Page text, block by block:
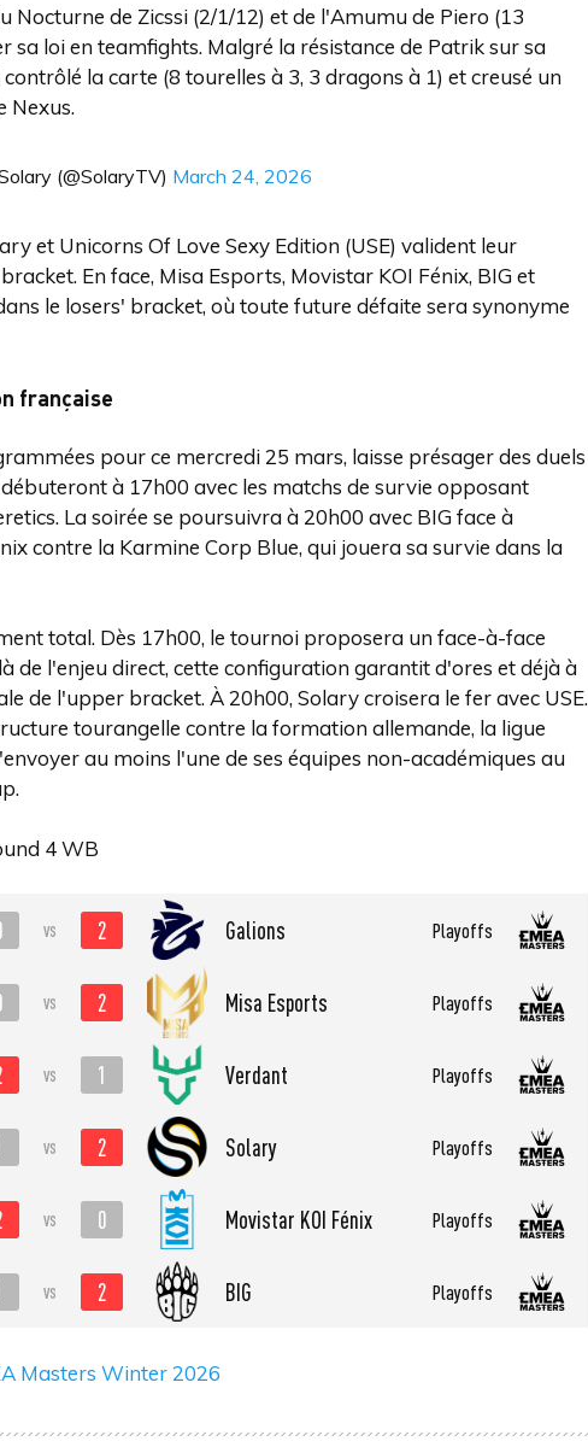
de Zicssi (2/1/12) et de l'Amumu de Piero (13
sa loi en teamfights. Malgré la résistance de Patrik sur sa
la carte (8 tourelles à 3, 3 dragons à 1) et creusé un
Nexus.
(@SolaryTV) March 24, 2026
et Unicorns Of Love Sexy Edition (USE) valident leur
En face, Misa Esports, Movistar KOI Fénix, BIG et
le losers' bracket, où toute future défaite sera synonyme
française
pour ce mercredi 25 mars, laisse présager des duels
à 17h00 avec les matchs de survie opposant
La soirée se poursuivra à 20h00 avec BIG face à
contre la Karmine Corp Blue, qui jouera sa survie dans la
total. Dès 17h00, le tournoi proposera un face-à-face
de l'enjeu direct, cette configuration garantit d'ores et déjà à
de l'upper bracket. À 20h00, Solary croisera le fer avec USE.
tourangelle contre la formation allemande, la ligue
au moins l'une de ses équipes non-académiques au
4 WB
vs 2 Galions Playoffs
vs 2 Misa Esports Playoffs
vs 1 Verdant Playoffs
vs 2 Solary Playoffs
vs 0 ⁠Movistar KOI Fénix Playoffs
vs 2 BIG Playoffs
Masters Winter 2026